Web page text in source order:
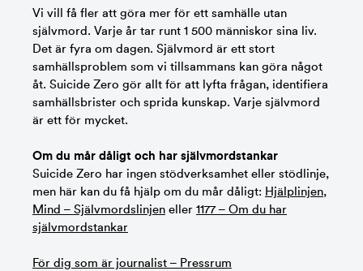
Vi vill få fler att göra mer för ett samhälle utan
självmord. Varje år tar runt 1 500 människor sina liv.
Det är fyra om dagen. Självmord är ett stort
samhällsproblem som vi tillsammans kan göra något
åt. Suicide Zero gör allt för att lyfta frågan, identifiera
samhällsbrister och sprida kunskap. Varje självmord
är ett för mycket.
Om du mår dåligt och har självmordstankar
Suicide Zero har ingen stödverksamhet eller stödlinje,
men här kan du få hjälp om du mår dåligt: Hjälplinjen,
Mind – Självmordslinjen eller 1177 – Om du har
självmordstankar
För dig som är journalist – Pressrum